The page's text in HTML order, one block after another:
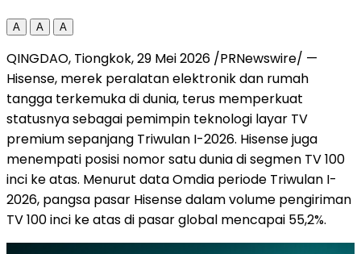
A A A
QINGDAO, Tiongkok, 29 Mei 2026 /PRNewswire/ —
Hisense, merek peralatan elektronik dan rumah
tangga terkemuka di dunia, terus memperkuat
statusnya sebagai pemimpin teknologi layar TV
premium sepanjang Triwulan I-2026. Hisense juga
menempati posisi nomor satu dunia di segmen TV 100
inci ke atas. Menurut data Omdia periode Triwulan I-
2026, pangsa pasar Hisense dalam volume pengiriman
TV 100 inci ke atas di pasar global mencapai 55,2%.